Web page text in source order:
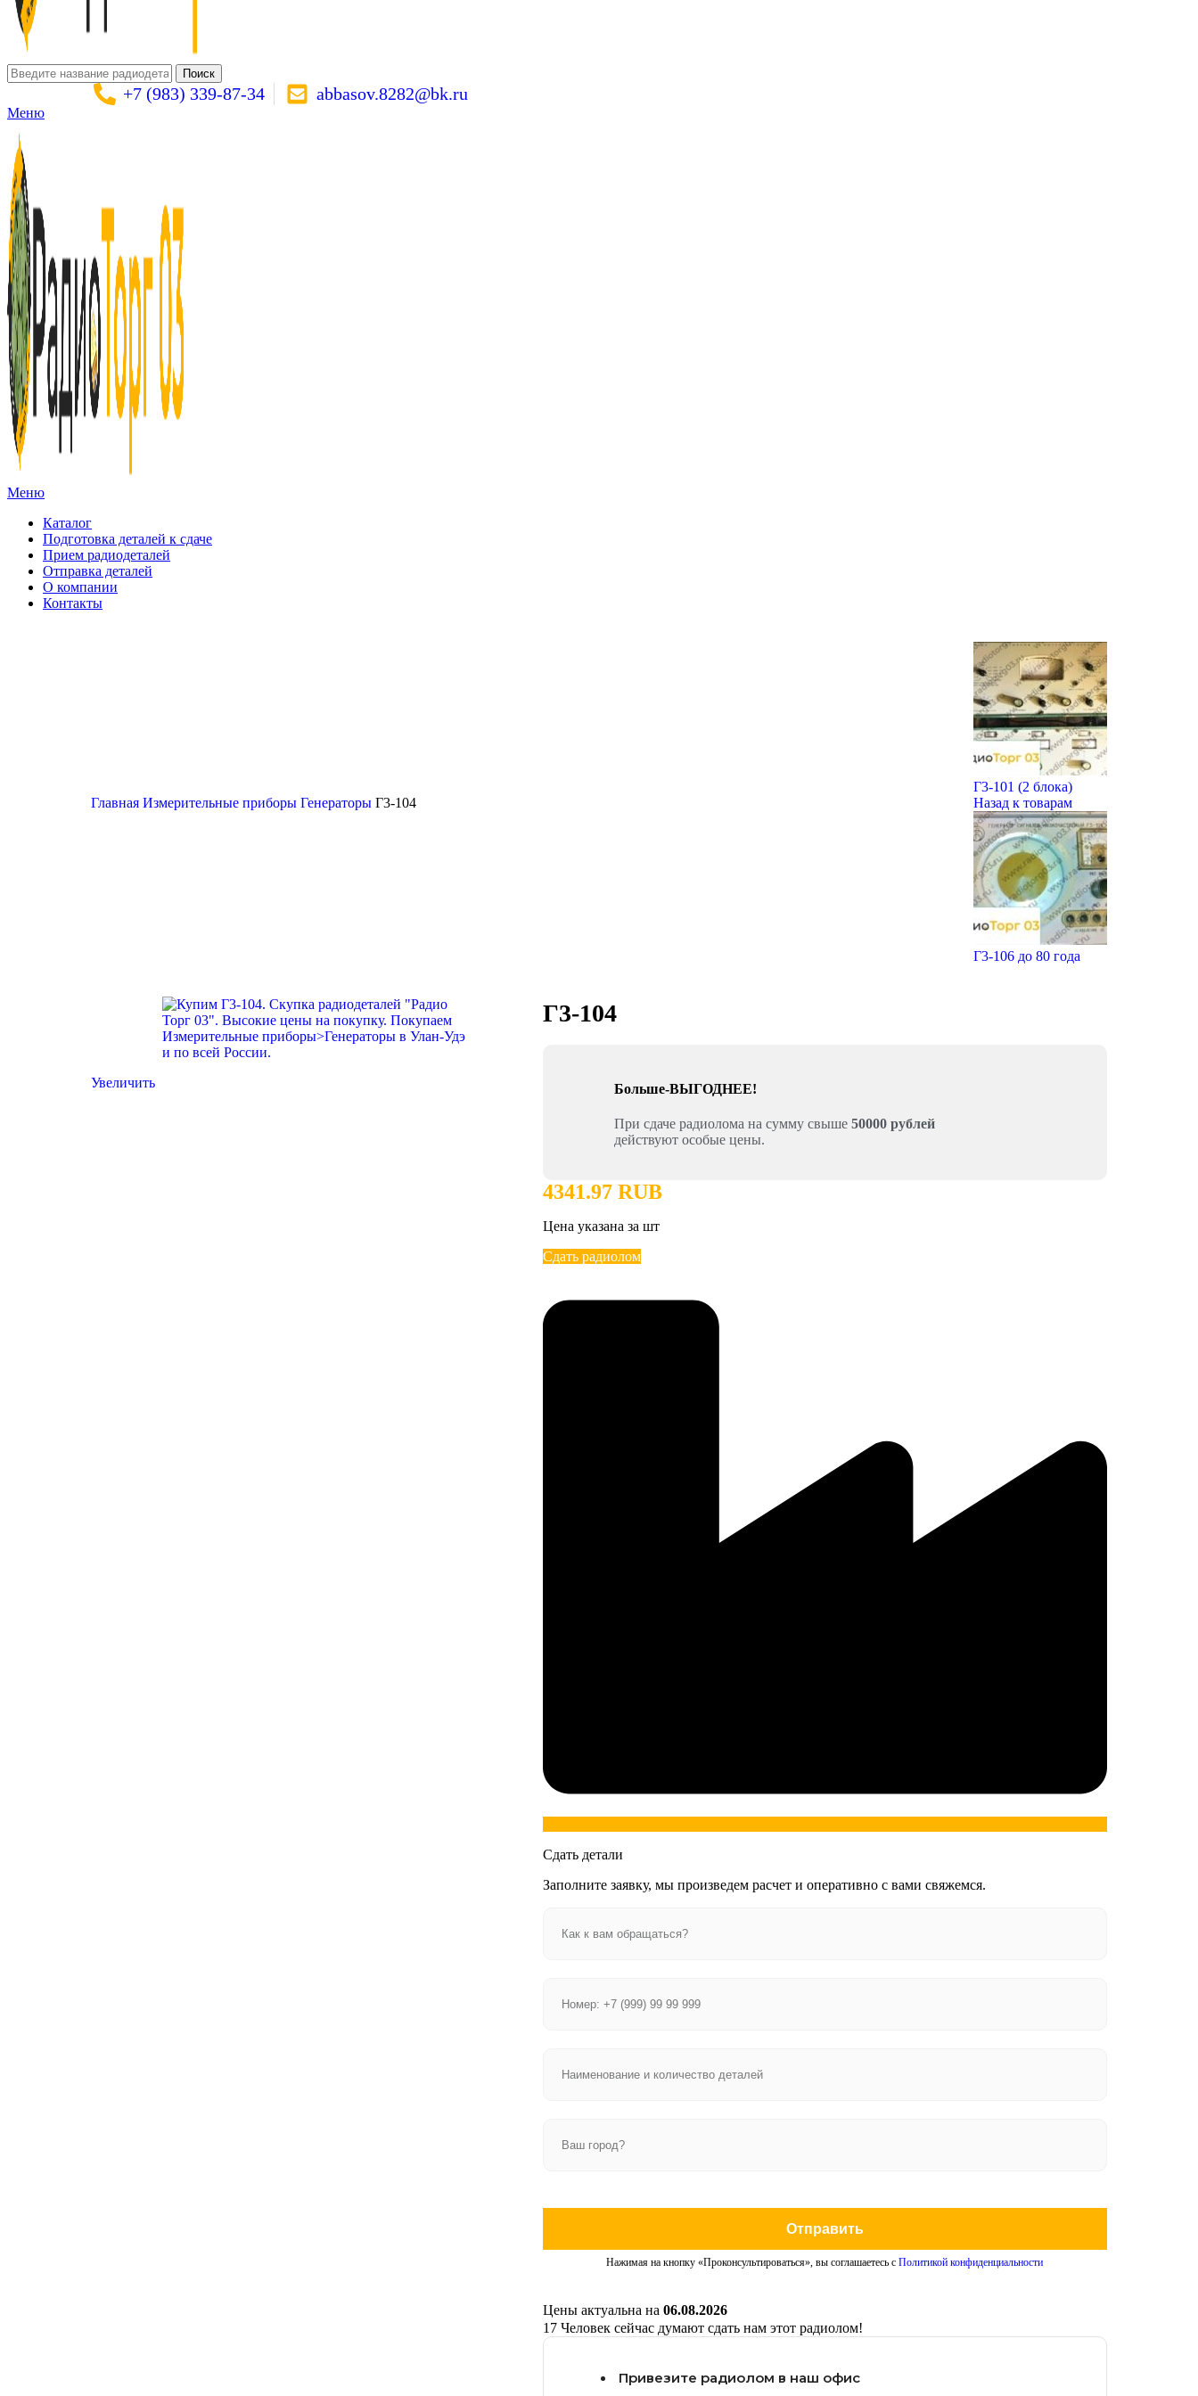
Поиск
+7 (983) 339-87-34 abbasov.8282@bk.ru
Меню
Меню
Каталог
Подготовка деталей к сдаче
Прием радиодеталей
Отправка деталей
О компании
Контакты
Главная Измерительные приборы Генераторы Г3-104
Г3-101 (2 блока)
Назад к товарам
Г3-106 до 80 года
Увеличить
Г3-104
Больше-ВЫГОДНЕЕ!
При сдаче радиолома на сумму свыше 50000 рублей
действуют особые цены.
4341.97 RUB
Цена указана за шт
Сдать радиолом
Сдать детали
Заполните заявку, мы произведем расчет и оперативно с вами свяжемся.
Отправить
Нажимая на кнопку «Проконсультироваться», вы соглашаетесь сПолитикой конфиденциальности
Цены актуальна на 06.08.2026
17 Человек сейчас думают сдать нам этот радиолом!
Привезите радиолом в наш офис